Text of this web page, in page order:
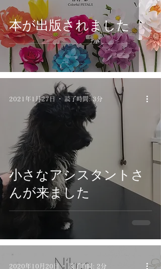
本が出版されました
小さなアシスタントさ
んが来ました
2021年1月27日 読了時間: 3分
2020年10月20日 読了時間: 2分